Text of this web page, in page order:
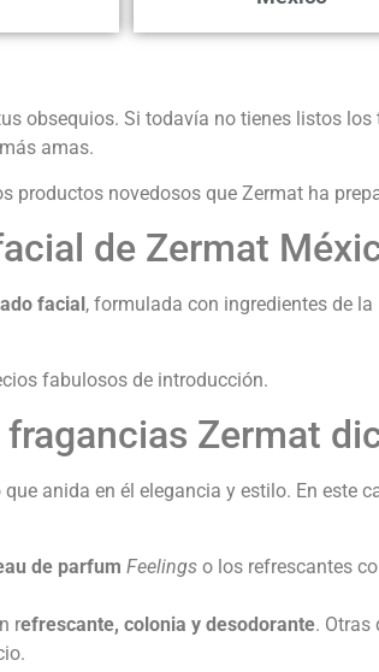
obsequios. Si todavía no tienes listos los
amas.
novedosos que Zermat ha
de Zermat
facial , formulada con ingredientes de
fabulosos de introducción.
Zermat
anida en él elegancia y estilo. En este
de parfum Feelings o los refrescantes
refrescante, colonia y desodorante. Otras